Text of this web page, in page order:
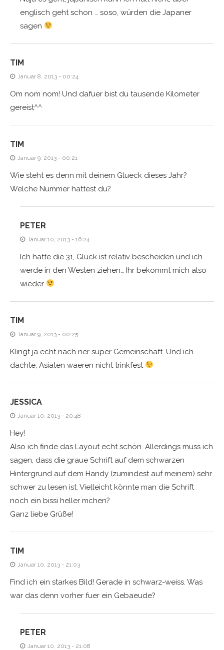
englisch geht schon … soso, würden die Japaner
sagen
TIM
Januar 8, 2013 - 00:24
Om nom nom! Und dafuer bist du tausende Kilometer
gereist^^
TIM
Januar 9, 2013 - 00:21
Wie steht es denn mit deinem Glueck dieses Jahr?
Welche Nummer hattest du?
PETER
Januar 10, 2013 - 16:24
Ich hatte die 31, Glück ist relativ bescheiden und ich
werde in den Westen ziehen… Ihr bekommt mich also
wieder
TIM
Januar 9, 2013 - 00:25
Klingt ja echt nach ner super Gemeinschaft. Und ich
dachte, Asiaten waeren nicht trinkfest
JESSICA
Januar 10, 2013 - 20:48
Hey!
Also ich finde das Layout echt schön. Allerdings muss ich
sagen, dass die graue Schrift auf dem schwarzen
Hintergrund auf dem Handy (zumindest auf meinem) sehr
schwer zu lesen ist. Vielleicht könnte man die Schrift
noch ein bissi heller mchen?
Ganz liebe Grüße!
TIM
Januar 10, 2013 - 21:03
Find ich ein starkes Bild! Gerade in schwarz-weiss. Was
war das denn vorher fuer ein Gebaeude?
PETER
Januar 10, 2013 - 21:08